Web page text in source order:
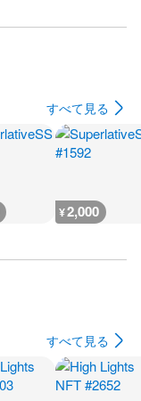
すべて見る
¥2,000
すべて見る